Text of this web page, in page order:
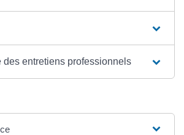
des entretiens professionnels